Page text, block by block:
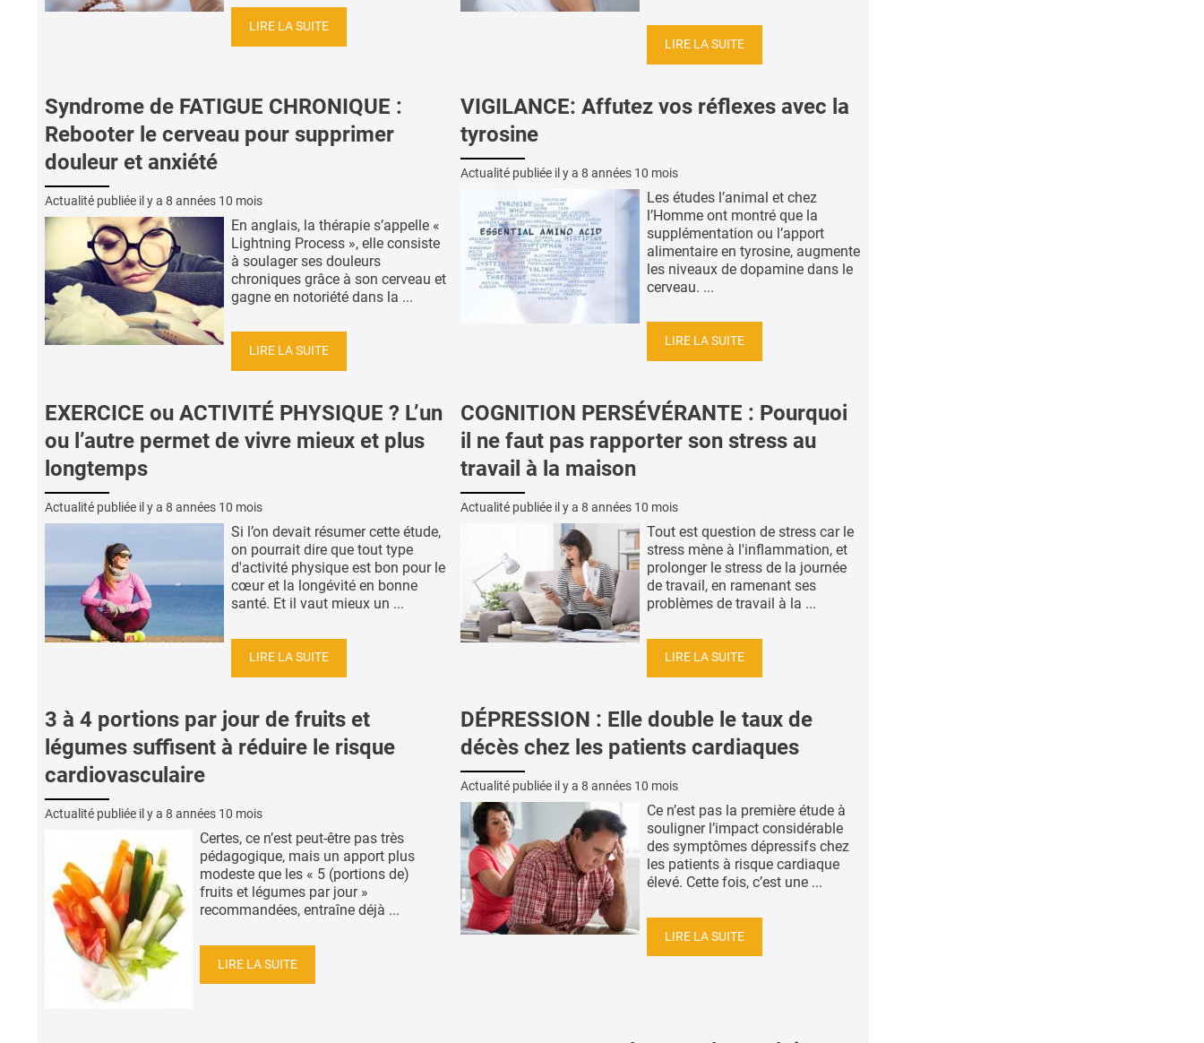
LIRE LA SUITE
LIRE LA SUITE
Syndrome de FATIGUE CHRONIQUE :
Rebooter le cerveau pour supprimer
douleur et anxiété
Actualité publiée il y a 8 années 10 mois
En anglais, la thérapie s’appelle «
Lightning Process », elle consiste
à soulager ses douleurs
chroniques grâce à son cerveau et
gagne en notoriété dans la ...
LIRE LA SUITE
VIGILANCE: Affutez vos réflexes avec la
tyrosine
Actualité publiée il y a 8 années 10 mois
Les études l’animal et chez
l’Homme ont montré que la
supplémentation ou l’apport
alimentaire en tyrosine, augmente
les niveaux de dopamine dans le
cerveau. ...
LIRE LA SUITE
EXERCICE ou ACTIVITÉ PHYSIQUE ? L’un
ou l’autre permet de vivre mieux et plus
longtemps
Actualité publiée il y a 8 années 10 mois
Si l’on devait résumer cette étude,
on pourrait dire que tout type
d'activité physique est bon pour le
cœur et la longévité en bonne
santé. Et il vaut mieux un ...
LIRE LA SUITE
COGNITION PERSÉVÉRANTE : Pourquoi
il ne faut pas rapporter son stress au
travail à la maison
Actualité publiée il y a 8 années 10 mois
Tout est question de stress car le
stress mène à l'inflammation, et
prolonger le stress de la journée
de travail, en ramenant ses
problèmes de travail à la ...
LIRE LA SUITE
3 à 4 portions par jour de fruits et
légumes suffisent à réduire le risque
cardiovasculaire
Actualité publiée il y a 8 années 10 mois
Certes, ce n’est peut-être pas très
pédagogique, mais un apport plus
modeste que les « 5 (portions de)
fruits et légumes par jour »
recommandées, entraîne déjà ...
LIRE LA SUITE
DÉPRESSION : Elle double le taux de
décès chez les patients cardiaques
Actualité publiée il y a 8 années 10 mois
Ce n’est pas la première étude à
souligner l’impact considérable
des symptômes dépressifs chez
les patients à risque cardiaque
élevé. Cette fois, c’est une ...
LIRE LA SUITE